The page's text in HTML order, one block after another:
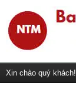
Xin chào quý khách!